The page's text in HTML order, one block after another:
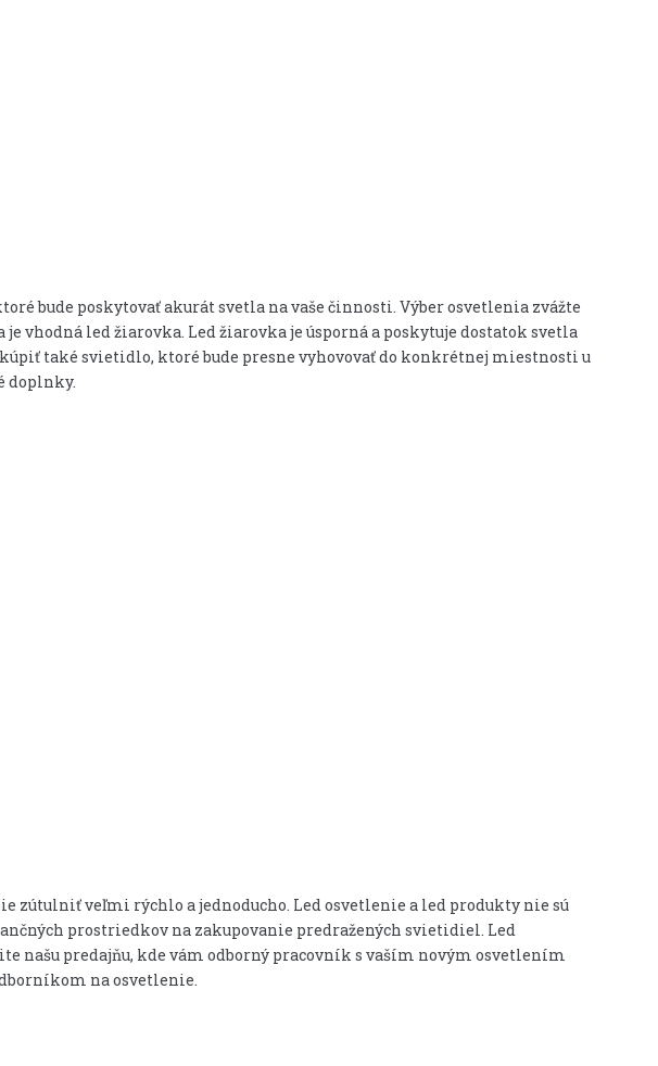
bude poskytovať akurát svetla na vaše činnosti. Výber osvetlenia zvážte
vhodná led žiarovka. Led žiarovka je úsporná a poskytuje dostatok svetla
také svietidlo, ktoré bude presne vyhovovať do konkrétnej miestnosti u
doplnky.
zútulniť veľmi rýchlo a jednoducho. Led osvetlenie a led produkty nie sú
prostriedkov na zakupovanie predražených svietidiel. Led
našu predajňu, kde vám odborný pracovník s vaším novým osvetlením
na osvetlenie.